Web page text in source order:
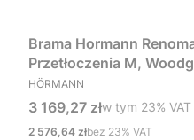
Brama Hormann
Przetłoczenia M,
RAL 7016 + Prowadzenie
PRODUCENT
HÖRMANN
Cena brutto
3 169,27 złw tym %s VAT
w tym 23% VAT
Cena netto
2 576,64 złbez 23% VAT